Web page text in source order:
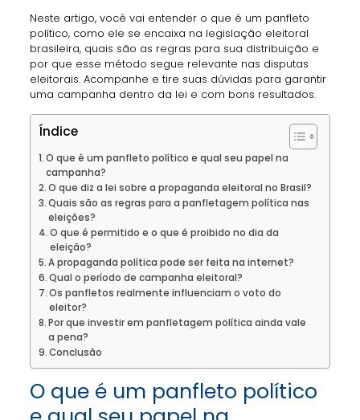
Neste artigo, você vai entender o que é um panfleto
político, como ele se encaixa na legislação eleitoral
brasileira, quais são as regras para sua distribuição e
por que esse método segue relevante nas disputas
eleitorais. Acompanhe e tire suas dúvidas para garantir
uma campanha dentro da lei e com bons resultados.
Índice
O que é um panfleto político e qual seu papel na
campanha?
O que diz a lei sobre a propaganda eleitoral no Brasil?
Quais são as regras para a panfletagem política nas
eleições?
O que é permitido e o que é proibido no dia da
eleição?
A propaganda política pode ser feita na internet?
Qual o período de campanha eleitoral?
Os panfletos realmente influenciam o voto do
eleitor?
Por que investir em panfletagem política ainda vale
a pena?
Conclusão
O que é um panfleto político